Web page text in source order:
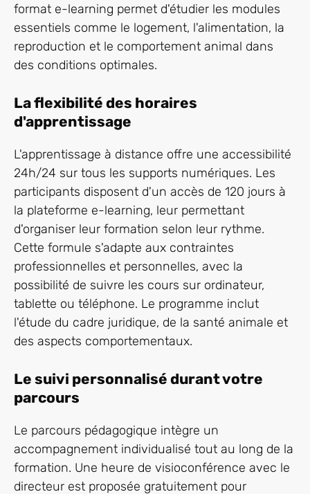
format e-learning permet d'étudier les modules
essentiels comme le logement, l'alimentation, la
reproduction et le comportement animal dans
des conditions optimales.
La flexibilité des horaires
d'apprentissage
L'apprentissage à distance offre une accessibilité
24h/24 sur tous les supports numériques. Les
participants disposent d'un accès de 120 jours à
la plateforme e-learning, leur permettant
d'organiser leur formation selon leur rythme.
Cette formule s'adapte aux contraintes
professionnelles et personnelles, avec la
possibilité de suivre les cours sur ordinateur,
tablette ou téléphone. Le programme inclut
l'étude du cadre juridique, de la santé animale et
des aspects comportementaux.
Le suivi personnalisé durant votre
parcours
Le parcours pédagogique intègre un
accompagnement individualisé tout au long de la
formation. Une heure de visioconférence avec le
directeur est proposée gratuitement pour